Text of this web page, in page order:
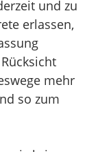
und zu
erlassen,
mehr
so zum